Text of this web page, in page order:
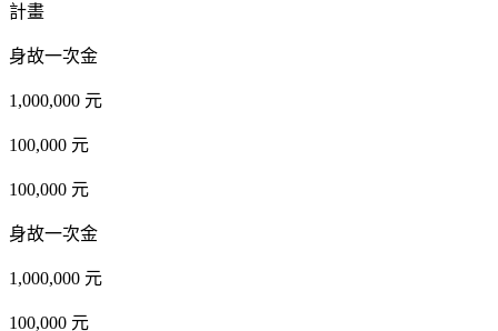
計畫
身故一次金
1,000,000 元
100,000 元
100,000 元
身故一次金
1,000,000 元
100,000 元